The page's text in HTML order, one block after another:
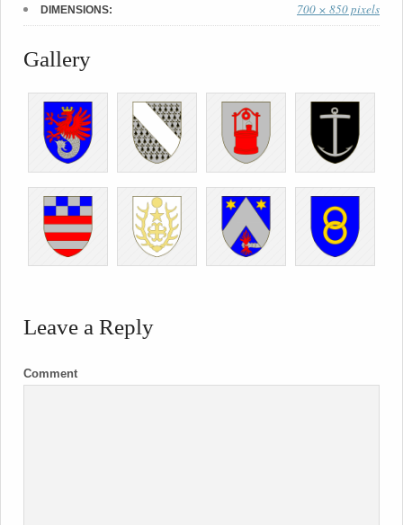
DIMENSIONS: 700 × 850 pixels
Gallery
Leave a Reply
Comment